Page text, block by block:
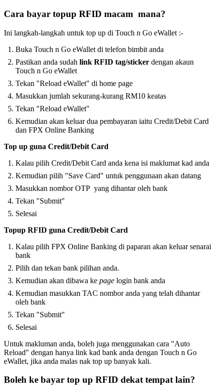
Cara bayar topup RFID macam mana?
Ini langkah-langkah untuk top up di Touch n Go eWallet :-
Buka Touch n Go eWallet di telefon bimbit anda
Pastikan anda sudah link RFID tag/sticker dengan akaun
Touch n Go eWallet
Tekan "Reload eWallet" di home page
Masukkan jumlah sekurang-kurang RM10 keatas
Tekan "Reload eWallet"
Kemudian akan keluar dua pembayaran iaitu Credit/Debit Card
dan FPX Online Banking
Top up guna Credit/Debit Card
Kalau pilih Credit/Debit Card anda kena isi maklumat kad anda
Kemudian pilih "Save Card" untuk penggunaan akan datang
Masukkan nombor OTP yang dihantar oleh bank
Tekan "Submit"
Selesai
Topup RFID guna Credit/Debit Card
Kalau pilih FPX Online Banking di paparan akan keluar senarai
bank
Pilih dan tekan bank pilihan anda.
Kemudian akan dibawa ke page login bank anda
Kemudian masukkan TAC nombor anda yang telah dihantar
oleh bank
Tekan "Submit"
Selesai
Untuk makluman anda, boleh juga menggunakan cara "Auto
Reload" dengan hanya link kad bank anda dengan Touch n Go
eWallet, jika anda malas nak top up banyak kali.
Boleh ke bayar top up RFID dekat tempat lain?